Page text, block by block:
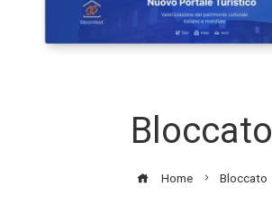
Bloccato
Home Bloccato